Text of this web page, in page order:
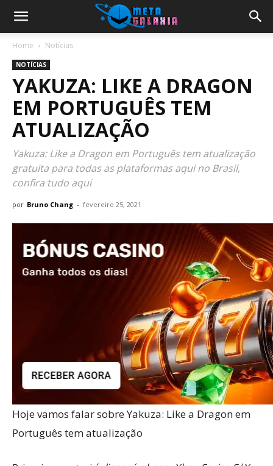
Home Notícias
NOTÍCIAS
YAKUZA: LIKE A DRAGON
EM PORTUGUÊS TEM
ATUALIZAÇÃO
Yakuza: Like a Dragon em Português tem atualização
gratuita para todas as plataformas aqui no Brasil,
confira tudo aqui
por Bruno Chang - fevereiro 25, 2021
Hoje vamos falar sobre Yakuza: Like a Dragon em
Português tem atualização